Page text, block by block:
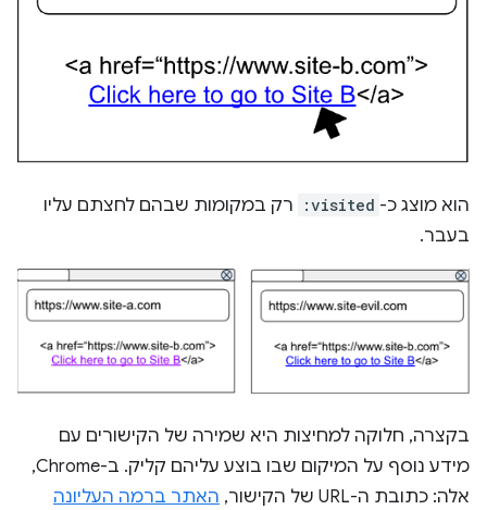
הוא מוצג כ- :visited
רק במקומות שבהם לחצתם עליו
בעבר.
בקצרה, חלוקה למחיצות היא שמירה של הקישורים עם
מידע נוסף על המיקום שבו בוצע עליהם קליק. ב-Chrome,
אלה: כתובת ה-URL של הקישור,
האתר ברמה העליונה